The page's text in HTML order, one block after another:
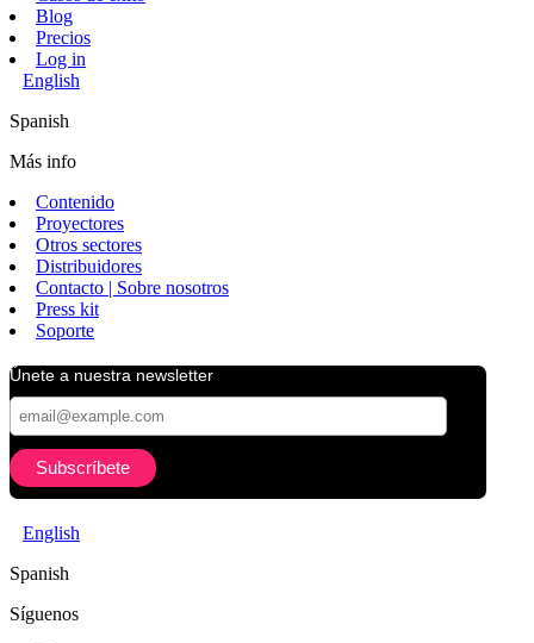
Blog
Precios
Log in
English
Spanish
Más info
Contenido
Proyectores
Otros sectores
Distribuidores
Contacto | Sobre nosotros
Press kit
Soporte
Únete a nuestra newsletter
English
Spanish
Síguenos